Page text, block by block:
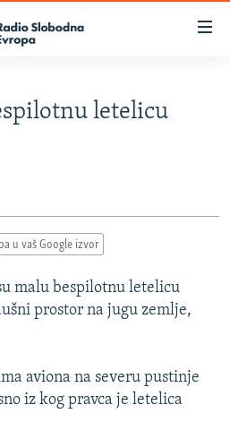
letelicu
u vaš Google izvor
malu bespilotnu letelicu
prostor na jugu zemlje,
aviona na severu pustinje
iz kog pravca je letelica